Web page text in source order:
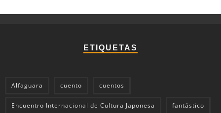
ETIQUETAS
Alfaguara cuento cuentos
Encuentro Internacional de Cultura Japonesa fantástico